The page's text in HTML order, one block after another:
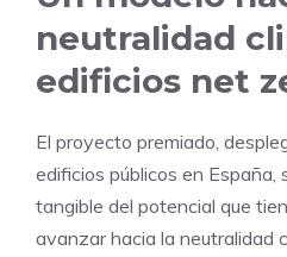
neutralidad
edificios net
El proyecto premiado,
edificios públicos en España,
tangible del potencial que
avanzar hacia la neutralidad